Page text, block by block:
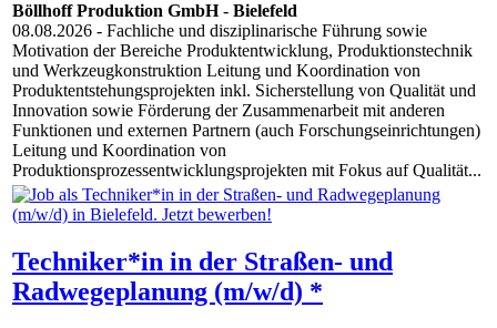
Böllhoff Produktion GmbH- Bielefeld
08.08.2026 - Fachliche und disziplinarische Führung sowie
Motivation der Bereiche Produktentwicklung, Produktionstechnik
und Werkzeugkonstruktion Leitung und Koordination von
Produktentstehungsprojekten inkl. Sicherstellung von Qualität und
Innovation sowie Förderung der Zusammenarbeit mit anderen
Funktionen und externen Partnern (auch Forschungseinrichtungen)
Leitung und Koordination von
Produktionsprozessentwicklungsprojekten mit Fokus auf Qualität...
Techniker*in in der Straßen- und
Radwegeplanung (m/w/d) *